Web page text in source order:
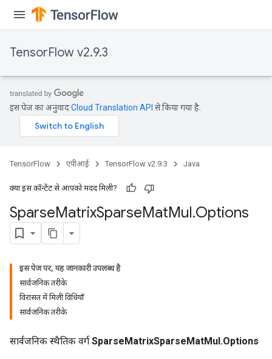
TensorFlow v2.9.3
इस पेज का अनुवादCloud Translation API से किया गया है.
TensorFlow एपीआई TensorFlow v2.9.3 Java
क्या इस कॉन्टेंट से आपको मदद मिली?
SparseMatrixSparseMatMul.Options
इस पेज पर, यह जानकारी उपलब्ध है
सार्वजनिक तरीके
विरासत में मिली विधियाँ
सार्वजनिक तरीके
सार्वजनिक स्थैतिक वर्ग SparseMatrixSparseMatMul.Options